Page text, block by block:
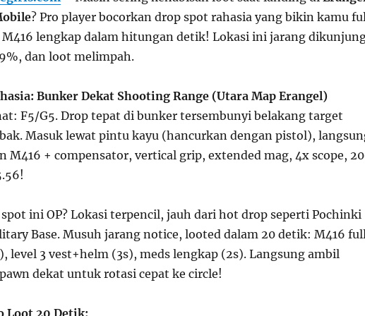
? Pro player bocorkan drop spot rahasia yang bikin kamu
lengkap dalam hitungan detik! Lokasi ini jarang
dan loot melimpah.
Bunker Dekat Shooting Range (Utara Map Erangel)
F5/G5. Drop tepat di bunker tersembunyi belakang target
Masuk lewat pintu kayu (hancurkan dengan pistol),
M416 + compensator, vertical grip, extended mag, 4x scope,
ini OP? Lokasi terpencil, jauh dari hot drop seperti Pochinki
Base. Musuh jarang notice, looted dalam 20 detik: M416
level 3 vest+helm (3s), meds lengkap (2s). Langsung ambil
dekat untuk rotasi cepat ke circle!